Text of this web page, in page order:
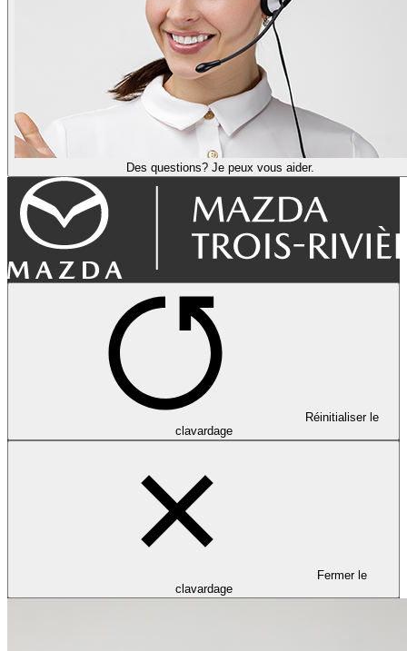
Des questions? Je peux vous aider.
Réinitialiser le
clavardage
Fermer le
clavardage